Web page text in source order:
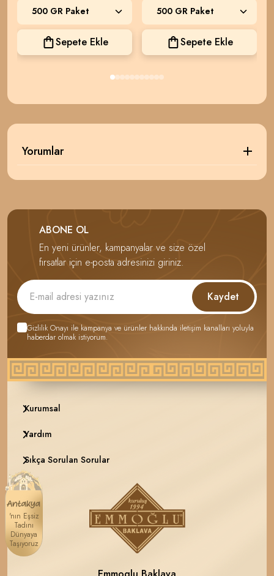
Sepete Ekle Sepete Ekle
Yorumlar
ABONE OL
En yeni ürünler, kampanyalar ve size özel
fırsatlar için e-posta adresinizi giriniz.
Kaydet
Gizlilik Onayı ile kampanya ve ürünler hakkında iletişim kanalları yoluyla
haberdar olmak istiyorum.
Kurumsal
Yardım
Sıkça Sorulan Sorular
'nın Eşsiz
Tadını
Dünyaya
Taşıyoruz